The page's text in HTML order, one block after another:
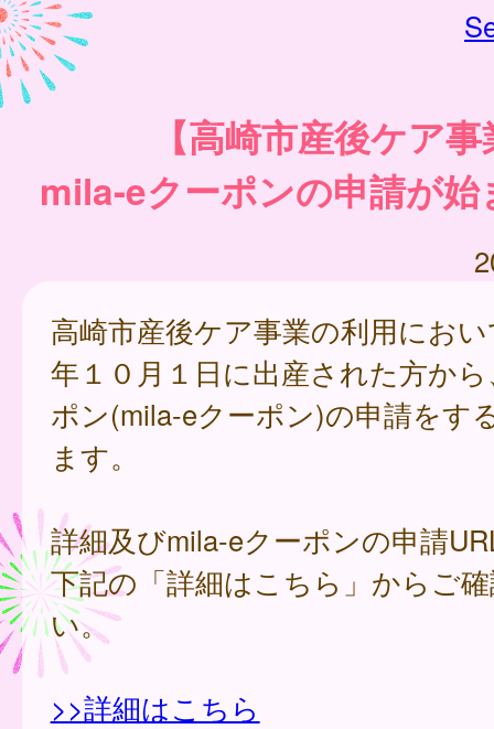
【高崎市産後ケア
mila-eクーポンの申請が始
高崎市産後ケア事業の利用にお
年１０月１日に出産された方か
ポン(mila-eクーポン)の申請をす
ます。
詳細及びmila-eクーポンの申請
下記の「詳細はこちら」からご
い。
>>詳細はこちら